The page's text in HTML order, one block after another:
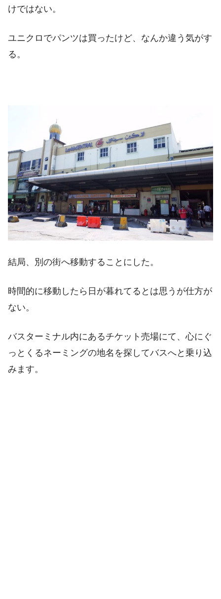
けではない。
ユニクロでパンツは買ったけど、なんか違う気がす
る。
結局、別の街へ移動することにした。
時間的に移動したら日が暮れてるとは思うが仕方が
ない。
バスターミナル内にあるチケット売場にて、心にぐ
っとくるネーミングの地名を探してバスへと乗り込
みます。